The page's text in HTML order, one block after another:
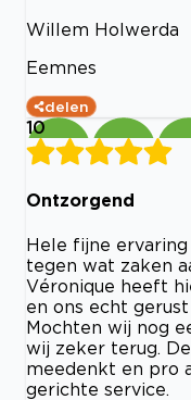
Willem Holwerda
Eemnes
delen
10
Ontzorgend
Hele fijne
tegen wat zaken
Véronique heeft
en ons echt
Mochten wij nog
wij zeker terug.
meedenkt en pro
gerichte service.